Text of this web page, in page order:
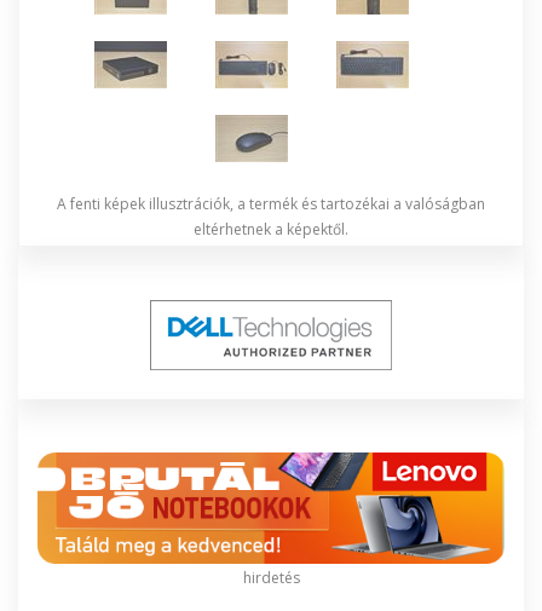
A fenti képek illusztrációk, a termék és tartozékai a valóságban
eltérhetnek a képektől.
hirdetés